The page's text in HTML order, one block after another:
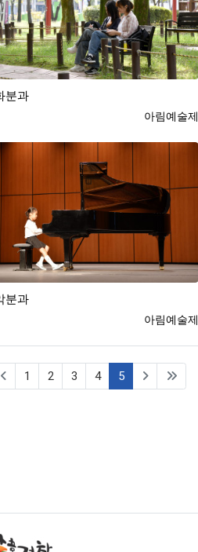
분과
등록자
아림예술제
분과
등록자
아림예술제
1 2 3 4 5(current)